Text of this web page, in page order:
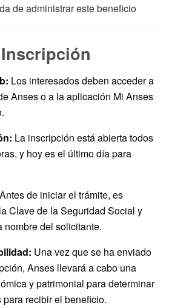
de administrar este beneficio
Los interesados deben acceder a
Anses o a la aplicación Mi Anses
La inscripción está abierta todos
y hoy es el último día para
Antes de iniciar el trámite, es
Clave de la Seguridad Social y
nombre del solicitante.
Una vez que se ha enviado
Anses llevará a cabo una
y patrimonial para determinar
recibir el beneficio.